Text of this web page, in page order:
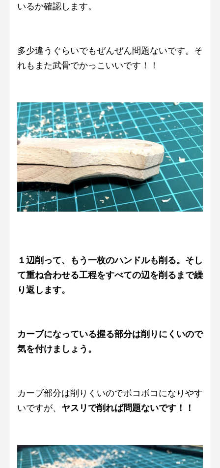
いるか確認します。
多少違うぐらいでもぜんぜん問題ないです。そ
れもまた武骨でかっこいいです！！
１辺削って、もう一枚のハンドルも削る。そし
て重ね合わせる工程をすべての辺を削るまで繰
り返します。
カーブになっている握る部分は削りにくいので
気を付けましょう。
カーブ部分は削りくいのでボコボコになりやす
いですが、 ヤスリで削れば問題ないです！！